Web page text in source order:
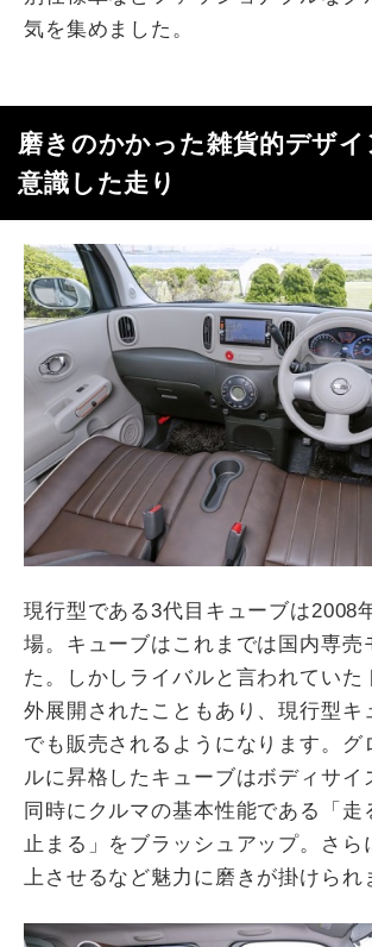
気を集めました。
磨きのかかった雑貨的デザイ
意識した走り
現行型である3代目キューブは2008
場。キューブはこれまでは国内専売
た。しかしライバルと言われていた
外展開されたこともあり、現行型キ
でも販売されるようになります。グ
ルに昇格したキューブはボディサイ
同時にクルマの基本性能である「走
止まる」をブラッシュアップ。さら
上させるなど魅力に磨きが掛けられ